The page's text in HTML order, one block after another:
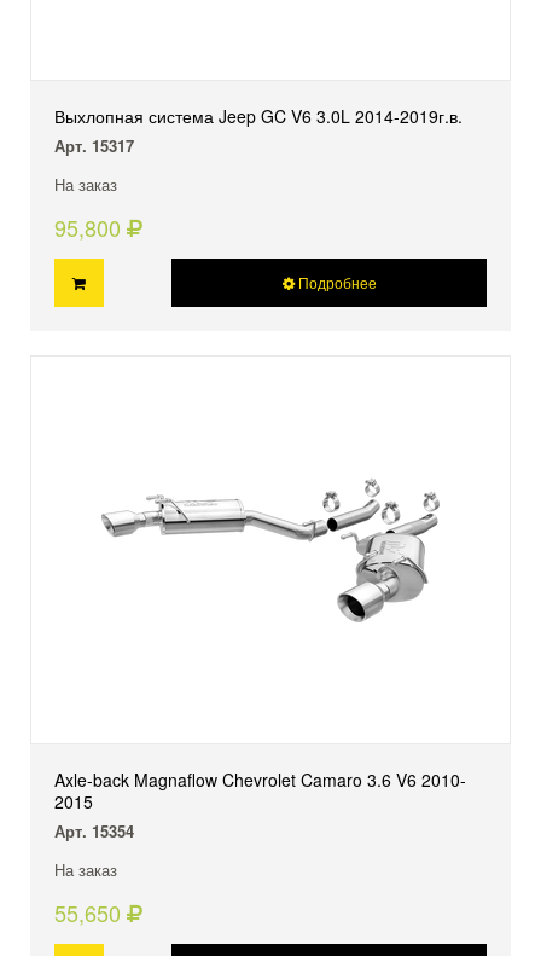
Выхлопная система Jeep GC V6 3.0L 2014-2019г.в.
Арт. 15317
На заказ
95,800
Подробнее
Axle-back Magnaflow Chevrolet Camaro 3.6 V6 2010-
2015
Арт. 15354
На заказ
55,650